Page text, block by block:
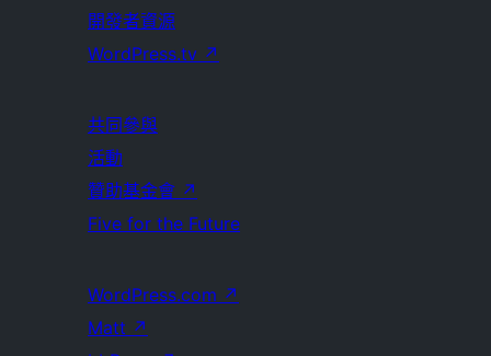
開發者資源
WordPress.tv ↗
共同參與
活動
贊助基金會 ↗
Five for the Future
WordPress.com ↗
Matt ↗